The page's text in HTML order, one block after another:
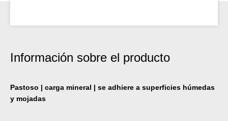
Información sobre el producto
Pastoso | carga mineral | se adhiere a superficies húmedas
y mojadas